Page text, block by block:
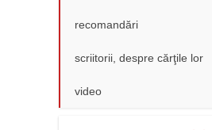
recomandări
scriitorii, despre cărţile lor
video